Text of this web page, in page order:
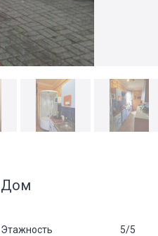
Дом
Этажность 5/5